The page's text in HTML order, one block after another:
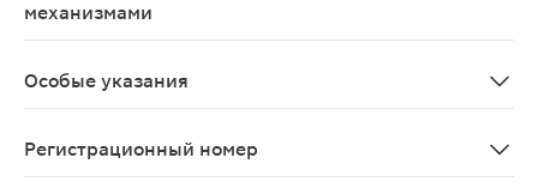
механизмами
Особые указания
Регистрационный номер